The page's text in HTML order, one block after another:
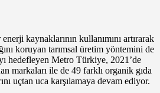
kaynaklarının kullanımını artırarak
koruyan tarımsal üretim yöntemini de
hedefleyen Metro Türkiye, 2021’de
markaları ile de 49 farklı organik gıda
uçtan uca karşılamaya devam ediyor.